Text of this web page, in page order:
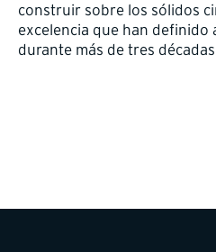
construir sobre los sólidos
excelencia que han definido
durante más de tres